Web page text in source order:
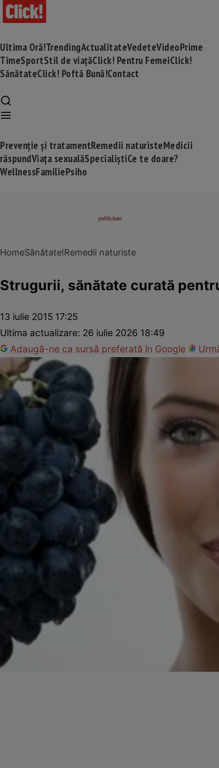
Ultima Oră!TrendingActualitateVedeteVideoPrime
TimeSportStil de viațăClick! Pentru FemeiClick!
SănătateClick! Poftă Bună!Contact
Prevenție și tratamentRemedii naturisteMedicii
răspundViața sexualăSpecialiștiCe te doare?
WellnessFamiliePsiho
HomeSănătate!Remedii naturiste
Strugurii, sănătate curată
13 iulie 2015 17:25
Ultima actualizare: 26 iulie 2026 18:49
Adaugă-ne ca sursă preferată în Google